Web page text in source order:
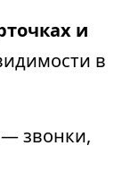
и
в
— звонки,